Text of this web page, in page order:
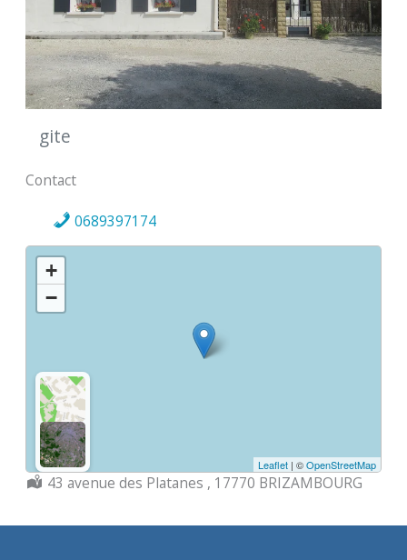
gite
Contact
0689397174
+
−
Leaflet | ©OpenStreetMap
Localisation :
43 avenue des Platanes , 17770 BRIZAMBOURG